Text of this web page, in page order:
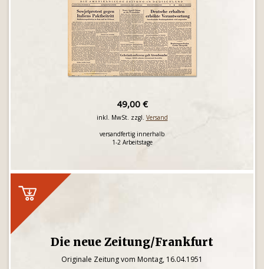
49,00 €
inkl. MwSt. zzgl. Versand
versandfertig innerhalb
1-2 Arbeitstage
Die neue Zeitung/Frankfurt
Originale Zeitung vom Montag, 16.04.1951